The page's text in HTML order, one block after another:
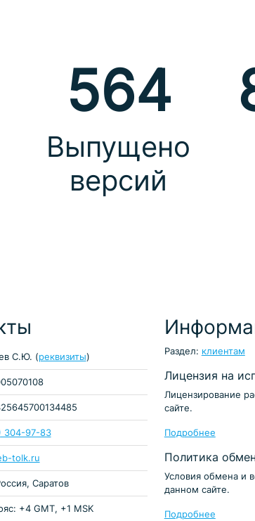
564
Выпущено
версий
С.Ю. (реквизиты)
304-97-83
tolk.ru
Саратов
+4 GMT, +1 MSK
Раздел: клиентам
Лицензия на
Лицензирование
сайте.
Подробнее
Политика
Условия обмена и
данном сайте.
Подробнее